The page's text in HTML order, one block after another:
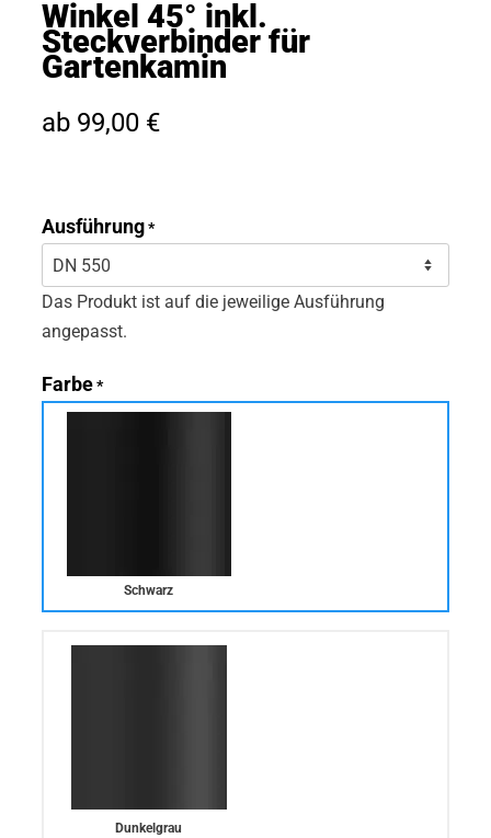
Kontakt
Warenkorb
Winkel 45° inkl.
Steckverbinder für
Gartenkamin
ab 99,00 €
Ausführung*
Das Produkt ist auf die jeweilige Ausführung
angepasst.
Farbe*
Schwarz
Dunkelgrau